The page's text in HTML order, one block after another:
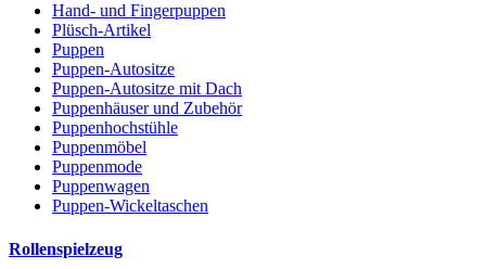
Hand- und Fingerpuppen
Plüsch-Artikel
Puppen
Puppen-Autositze
Puppen-Autositze mit Dach
Puppenhäuser und Zubehör
Puppenhochstühle
Puppenmöbel
Puppenmode
Puppenwagen
Puppen-Wickeltaschen
Rollenspielzeug